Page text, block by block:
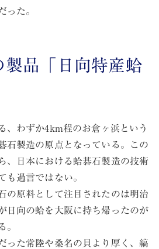
った。
製品「日向特産蛤
、わずか4km程のお倉ヶ浜という
石製造の原点となっている。この
、日本における蛤碁石製造の技術
も過言ではない。
の原料として注目されたのは明治
日向の蛤を大阪に持ち帰ったのが
。
った常陸や桑名の貝より厚く、縞